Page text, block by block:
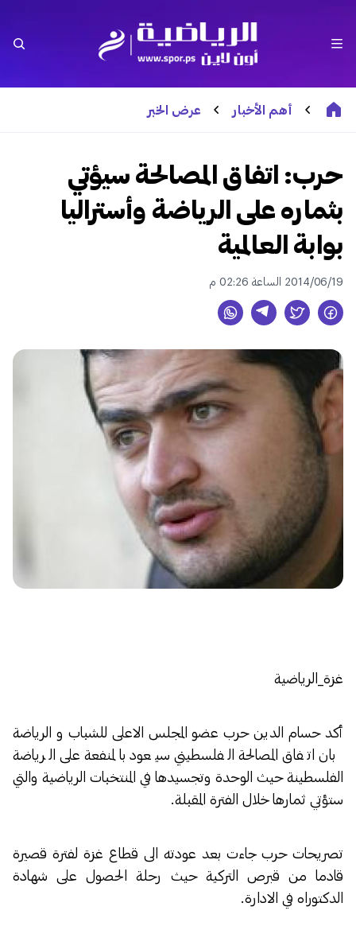
أهم الأخبار عرض الخبر
حرب: اتفاق المصالحة سيؤتي
بثماره على الرياضة وأستراليا
بوابة العالمية
2014/06/19 الساعة 02:26 م
غزة_الرياضية
أكد حسام الدين حرب عضو المجلس الاعلى للشباب و الرياضة
بان اتفاق المصالحة الفلسطيني سيعود بالمنفعة على الرياضة
الفلسطينة حيث الوحدة وتجسيدها في المنتخبات الرياضية والتي
ستؤتي ثمارها خلال الفترة المقبلة.
تصريحات حرب جاءت بعد عودته الى قطاع غزة لفترة قصيرة
قادما من قبرص التركية حيث رحلة الحصول على شهادة
الدكتوراه في الادارة.